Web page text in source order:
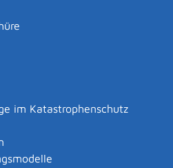
im Katastrophenschutz